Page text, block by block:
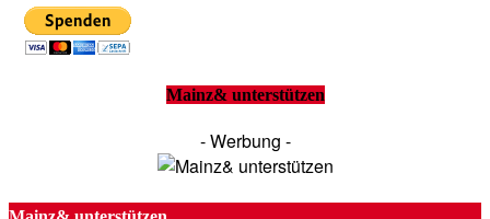
Mainz& unterstützen
- Werbung -